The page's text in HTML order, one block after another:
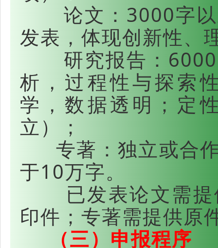
论文：3000字以
发表，体现创新性、
研究报告：6000
析，过程性与探索
学，数据透明；定
立）；
专著：独立或合作
于10万字。
已发表论文需提
印件；专著需提供原
（三）申报程序